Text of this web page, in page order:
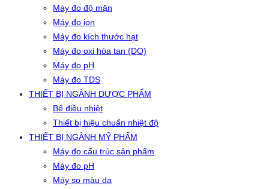
Máy đo độ mặn
Máy đo ion
Máy đo kích thước hạt
Máy đo oxi hòa tan (DO)
Máy đo pH
Máy đo TDS
THIẾT BỊ NGÀNH DƯỢC PHẨM
Bể điều nhiệt
Thiết bị hiệu chuẩn nhiệt độ
THIẾT BỊ NGÀNH MỸ PHẨM
Máy đo cấu trúc sản phẩm
Máy đo pH
Máy so màu da